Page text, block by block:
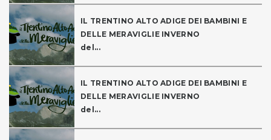
IL TRENTINO ALTO ADIGE DEI BAMBINI E
DELLE MERAVIGLIE INVERNO
del...
IL TRENTINO ALTO ADIGE DEI BAMBINI E
DELLE MERAVIGLIE INVERNO
del...